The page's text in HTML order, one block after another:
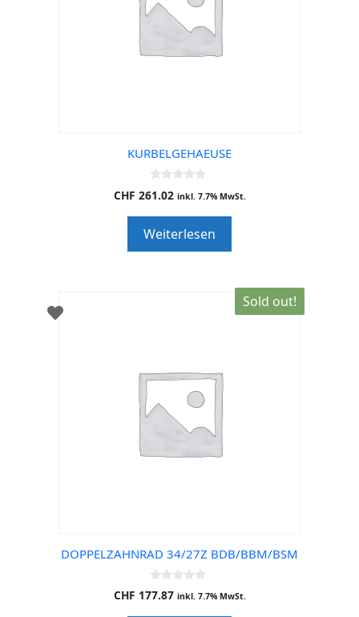
KURBELGEHAEUSE
0
o
o
f
5
CHF 261.02 inkl. 7.7% MwSt.
Weiterlesen
Sold out!
DOPPELZAHNRAD 34/27Z BDB/BBM/BSM
0
o
CHF 177.87 inkl. 7.7% MwSt.